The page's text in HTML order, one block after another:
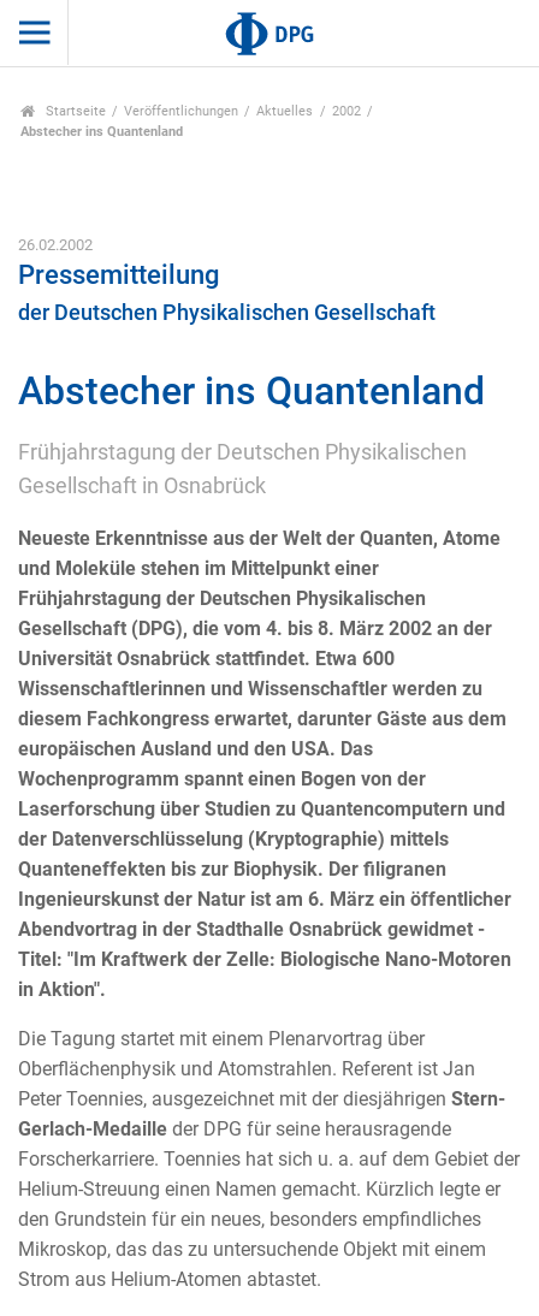
Startseite Veröffentlichungen Aktuelles
2002
Abstecher ins Quantenland
26.02.2002
Pressemitteilung
der Deutschen Physikalischen Gesellschaft
Abstecher ins Quantenland
Frühjahrstagung der Deutschen Physikalischen
Gesellschaft in Osnabrück
Neueste Erkenntnisse aus der Welt der Quanten, Atome
und Moleküle stehen im Mittelpunkt einer
Frühjahrstagung der Deutschen Physikalischen
Gesellschaft (DPG), die vom 4. bis 8. März 2002 an der
Universität Osnabrück stattfindet. Etwa 600
Wissenschaftlerinnen und Wissenschaftler werden zu
diesem Fachkongress erwartet, darunter Gäste aus dem
europäischen Ausland und den USA. Das
Wochenprogramm spannt einen Bogen von der
Laserforschung über Studien zu Quantencomputern und
der Datenverschlüsselung (Kryptographie) mittels
Quanteneffekten bis zur Biophysik. Der filigranen
Ingenieurskunst der Natur ist am 6. März ein öffentlicher
Abendvortrag in der Stadthalle Osnabrück gewidmet -
Titel: "Im Kraftwerk der Zelle: Biologische Nano-Motoren
in Aktion".
Die Tagung startet mit einem Plenarvortrag über
Oberflächenphysik und Atomstrahlen. Referent ist Jan
Peter Toennies, ausgezeichnet mit der diesjährigen Stern-
Gerlach-Medaille der DPG für seine herausragende
Forscherkarriere. Toennies hat sich u. a. auf dem Gebiet der
Helium-Streuung einen Namen gemacht. Kürzlich legte er
den Grundstein für ein neues, besonders empfindliches
Mikroskop, das das zu untersuchende Objekt mit einem
Strom aus Helium-Atomen abtastet.